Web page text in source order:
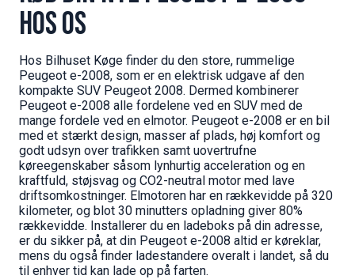
hos os
Hos Bilhuset Køge finder du den store, rummelige
Peugeot e-2008, som er en elektrisk udgave af den
kompakte SUV Peugeot 2008. Dermed kombinerer
Peugeot e-2008 alle fordelene ved en SUV med de
mange fordele ved en elmotor. Peugeot e-2008 er en bil
med et stærkt design, masser af plads, høj komfort og
godt udsyn over trafikken samt uovertrufne
køreegenskaber såsom lynhurtig acceleration og en
kraftfuld, støjsvag og CO2-neutral motor med lave
driftsomkostninger. Elmotoren har en rækkevidde på 320
kilometer, og blot 30 minutters opladning giver 80%
rækkevidde. Installerer du en ladeboks på din adresse,
er du sikker på, at din Peugeot e-2008 altid er køreklar,
mens du også finder ladestandere overalt i landet, så du
til enhver tid kan lade op på farten.